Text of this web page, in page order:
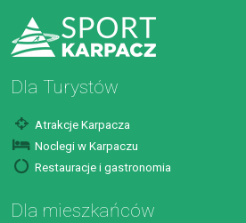
Dla Turystów
Atrakcje Karpacza
Noclegi w Karpaczu
Restauracje i gastronomia
Dla mieszkańców